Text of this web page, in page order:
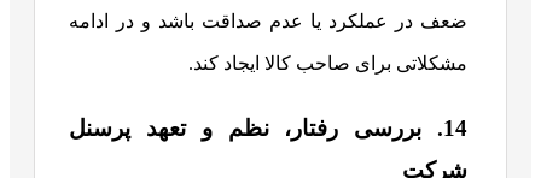
ضعف در عملکرد یا عدم صداقت باشد و در ادامه
مشکلاتی برای صاحب کالا ایجاد کند.
14. بررسی رفتار، نظم و تعهد پرسنل
شرکت